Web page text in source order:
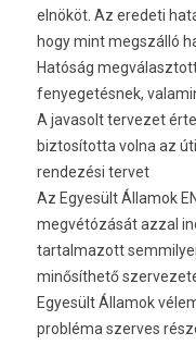
elnököt. Az eredeti
hogy mint megszálló
Hatóság
fenyegetésnek,
A javasolt tervezet
biztosította volna az
rendezési tervet
Az Egyesült Államok
megvétózását azzal
tartalmazott
minősíthető
Egyesült Államok
probléma szerves